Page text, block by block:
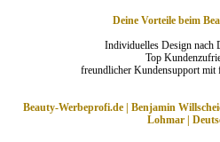
Deine Vorteile beim
Individuelles Design nach
Top
freundlicher Kundensupport mit
Beauty-Werbeprofi.de | Benjamin
Lohmar |